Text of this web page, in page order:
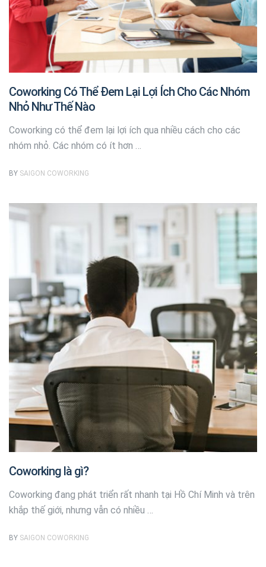
Coworking Có Thể Đem Lại Lợi Ích Cho Các Nhóm
Nhỏ Như Thế Nào
Coworking có thể đem lại lợi ích qua nhiều cách cho các
nhóm nhỏ. Các nhóm có ít hơn …
BY SAIGON COWORKING
Coworking là gì?
Coworking đang phát triển rất nhanh tại Hồ Chí Minh và trên
khắp thế giới, nhưng vẫn có nhiều …
BY SAIGON COWORKING